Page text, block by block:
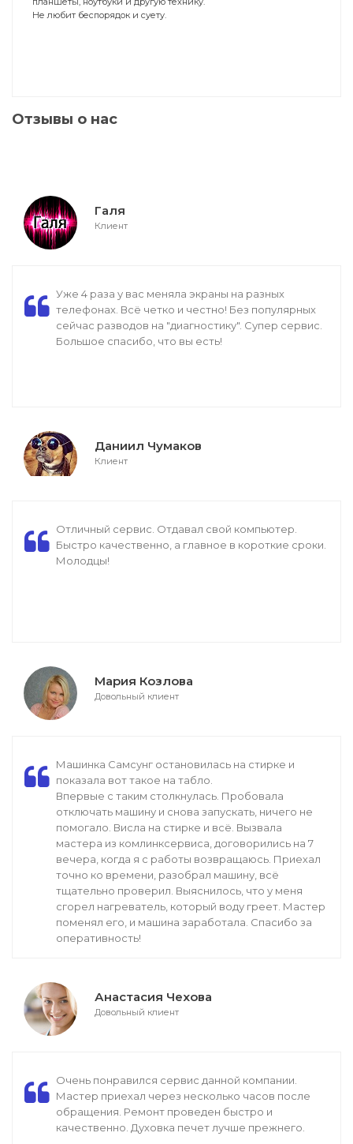
Не любит беспорядок и суету.
Отзывы о нас
Галя
Клиент
Уже 4 раза у вас меняла экраны на разных
телефонах. Всё четко и честно! Без популярных
сейчас разводов на "диагностику". Супер сервис.
Большое спасибо, что вы есть!
Даниил Чумаков
Клиент
Отличный сервис. Отдавал свой компьютер.
Быстро качественно, а главное в короткие сроки.
Молодцы!
Мария Козлова
Довольный клиент
Машинка Самсунг остановилась на стирке и
показала вот такое на табло.
Впервые с таким столкнулась. Пробовала
отключать машину и снова запускать, ничего не
помогало. Висла на стирке и всё. Вызвала
мастера из комлинксервиса, договорились на 7
вечера, когда я с работы возвращаюсь. Приехал
точно ко времени, разобрал машину, всё
тщательно проверил. Выяснилось, что у меня
сгорел нагреватель, который воду греет. Мастер
поменял его, и машина заработала. Спасибо за
оперативность!
Анастасия Чехова
Довольный клиент
Очень понравился сервис данной компании.
Мастер приехал через несколько часов после
обращения. Ремонт проведен быстро и
качественно. Духовка печет лучше прежнего.